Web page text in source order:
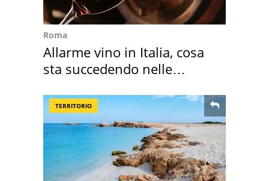
Roma
Allarme vino in Italia, cosa
sta succedendo nelle
TERRITORIO